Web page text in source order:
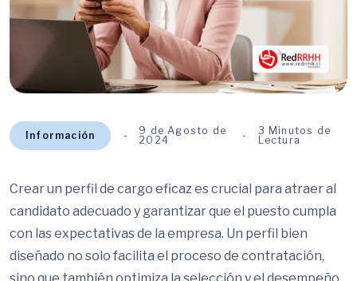
Información
9 de Agosto de
2024
3 Minutos de
Lectura
Crear un perfil de cargo eficaz es crucial para atraer al
candidato adecuado y garantizar que el puesto cumpla
con las expectativas de la empresa. Un perfil bien
diseñado no solo facilita el proceso de contratación,